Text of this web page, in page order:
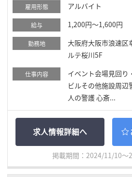
雇用形態 アルバイト
給与 1,200円～1,600円
勤務地
大阪府大阪市浪速区
ルテ桜川5F
仕事内容
イベント会場見回り
ビルその他施設周辺
人の警護 心斎...
求人情報詳細へ
掲載期間：2024/11/10～